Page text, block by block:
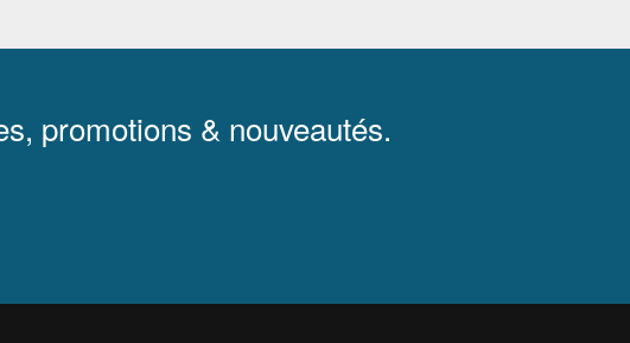
promotions & nouveautés.